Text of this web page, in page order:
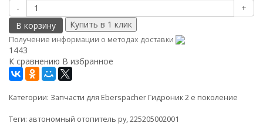
-
+
В корзину
Получение информации о методах доставки
1443
К сравнению В избранное
Категории: Запчасти для Eberspacher Гидроник 2 е поколение
Теги: автономный отопитель ру,225205002001